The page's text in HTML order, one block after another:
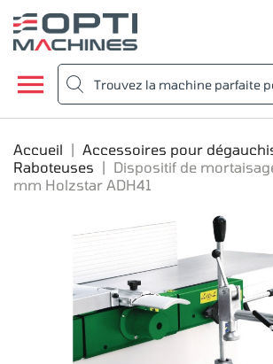

Accueil
Accessoires pour
Raboteuses
Dispositif de
mm Holzstar ADH41